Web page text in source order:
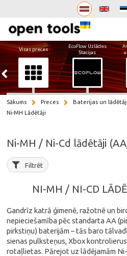
Visas preces
EcoFlow Uzlādes
Stacijas
Sākums Preces Baterijas un lādētāji
Ni-MH Lādētāji
Ni-MH / Ni-Cd lādētāji
Filtrēt
NI-MH / NI-CD
Gandrīz katrā ģimenē, ražotnē un
nepieciešamība pēc standarta AA
pirkstiņu) baterijām – tās baro
sienas pulksteņus, Xbox
rotaļlietas. Pārejot uz lādējamām